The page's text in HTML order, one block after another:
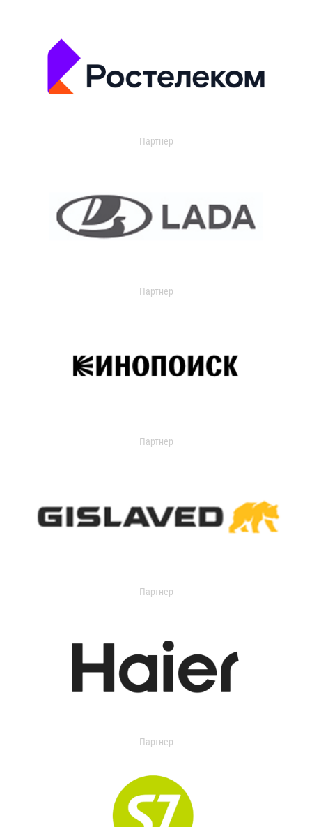
Партнер
Партнер
Партнер
Партнер
Партнер